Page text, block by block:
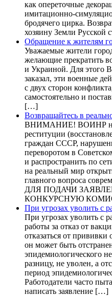
как опереточные
имитационно-
бродячего цирка.
хозяину Земли Русской
Обращение к жителям
Уважаемые жители
желающие прекратить
и Украиной. Для этого
заказал, эти военные
с двух сторон
самостоятельно и
[…]
Возвращайтесь в
ВНИМАНИЕ! ВОИНР
реституции
граждан СССР,
переворотом в
и распространить по
на реальный мир
главного вопроса
ДЛЯ ПОДАЧИ
КОНКУРСНУЮ
При угрозах уволить с
При угрозах уволить с
работы за отказ от
отказаться от
он может быть
эпидемиологического
разницу, не уволен, а
период
Работодатели часто
написать заявление […]